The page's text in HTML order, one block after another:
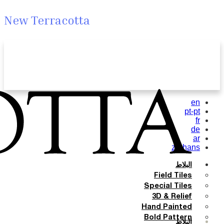
New Terracotta
البلاط
en
pt-pt
fr
de
ar
zh-hans
البلاط
Field Tiles
Special Tiles
3D & Relief
Hand Painted
Bold Pattern